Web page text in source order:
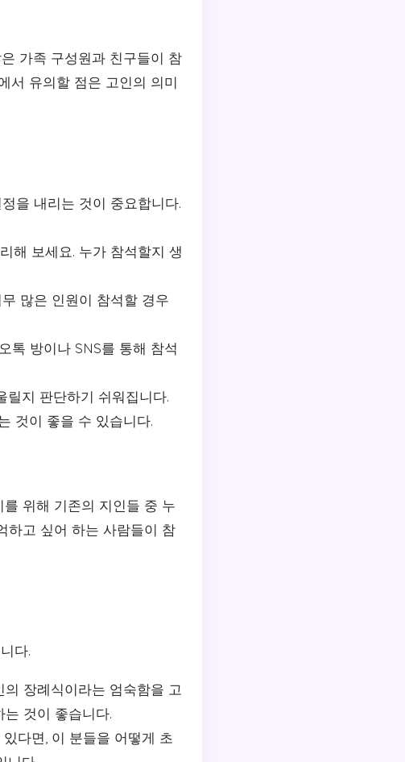
가족 구성원과 친구들이 참
서 유의할 점은 고인의 의미
을 내리는 것이 중요합니다.
해 보세요. 누가 참석할지 생
많은 인원이 참석할 경우
톡 방이나 SNS를 통해 참석
릴지 판단하기 쉬워집니다.
것이 좋을 수 있습니다.
위해 기존의 지인들 중 누
하고 싶어 하는 사람들이 참
다.
장례식이라는 엄숙함을 고
것이 좋습니다.
다면, 이 분들을 어떻게 초